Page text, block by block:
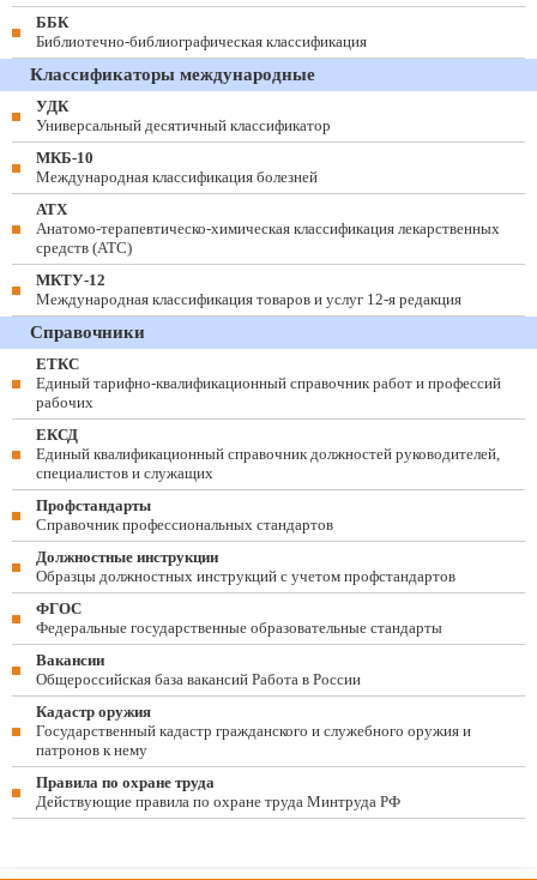
ББК
Библиотечно-библиографическая классификация
Классификаторы международные
УДК
Универсальный десятичный классификатор
МКБ-10
Международная классификация болезней
АТХ
Анатомо-терапевтическо-химическая классификация лекарственных
средств (ATC)
МКТУ-12
Международная классификация товаров и услуг 12-я редакция
Справочники
ЕТКС
Единый тарифно-квалификационный справочник работ и профессий
рабочих
ЕКСД
Единый квалификационный справочник должностей руководителей,
специалистов и служащих
Профстандарты
Справочник профессиональных стандартов
Должностные инструкции
Образцы должностных инструкций с учетом профстандартов
ФГОС
Федеральные государственные образовательные стандарты
Вакансии
Общероссийская база вакансий Работа в России
Кадастр оружия
Государственный кадастр гражданского и служебного оружия и
патронов к нему
Правила по охране труда
Действующие правила по охране труда Минтруда РФ